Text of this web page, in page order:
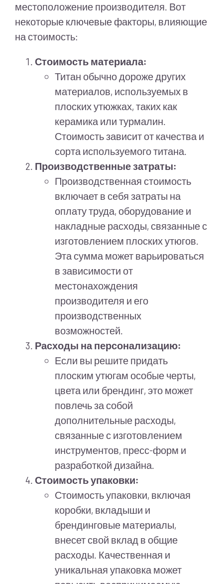
местоположение производителя. Вот
некоторые ключевые факторы, влияющие
на стоимость:
Стоимость материала:
Титан обычно дороже других
материалов, используемых в
плоских утюжках, таких как
керамика или турмалин.
Стоимость зависит от качества и
сорта используемого титана.
Производственные затраты:
Производственная стоимость
включает в себя затраты на
оплату труда, оборудование и
накладные расходы, связанные с
изготовлением плоских утюгов.
Эта сумма может варьироваться
в зависимости от
местонахождения
производителя и его
производственных
возможностей.
Расходы на персонализацию:
Если вы решите придать
плоским утюгам особые черты,
цвета или брендинг, это может
повлечь за собой
дополнительные расходы,
связанные с изготовлением
инструментов, пресс-форм и
разработкой дизайна.
Стоимость упаковки:
Стоимость упаковки, включая
коробки, вкладыши и
брендинговые материалы,
внесет свой вклад в общие
расходы. Качественная и
уникальная упаковка может